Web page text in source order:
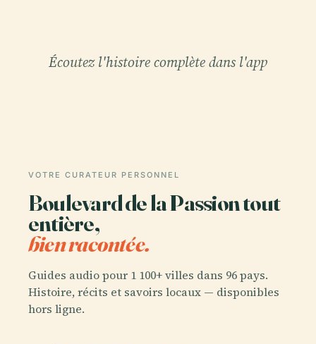
Écoutez l'histoire complète dans l'app
VOTRE CURATEUR PERSONNEL
Boulevard de la Passion tout
entière,
bien racontée.
Guides audio pour 1 100+ villes dans 96 pays.
Histoire, récits et savoirs locaux — disponibles
hors ligne.